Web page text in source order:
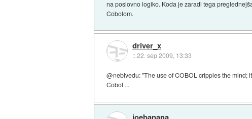
na poslovno logiko. Koda je zaradi tega
Cobolom.
driver_x
::22. sep 2009, 13:33
@nebivedu: "The use of COBOL cripples the mind;
Cobol ...
joebanana